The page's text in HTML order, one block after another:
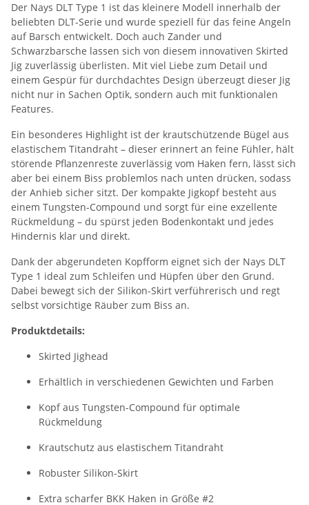
Der Nays DLT Type 1 ist das kleinere Modell innerhalb der
beliebten DLT-Serie und wurde speziell für das feine Angeln
auf Barsch entwickelt. Doch auch Zander und
Schwarzbarsche lassen sich von diesem innovativen Skirted
Jig zuverlässig überlisten. Mit viel Liebe zum Detail und
einem Gespür für durchdachtes Design überzeugt dieser Jig
nicht nur in Sachen Optik, sondern auch mit funktionalen
Features.
Ein besonderes Highlight ist der krautschützende Bügel aus
elastischem Titandraht – dieser erinnert an feine Fühler, hält
störende Pflanzenreste zuverlässig vom Haken fern, lässt sich
aber bei einem Biss problemlos nach unten drücken, sodass
der Anhieb sicher sitzt. Der kompakte Jigkopf besteht aus
einem Tungsten-Compound und sorgt für eine exzellente
Rückmeldung – du spürst jeden Bodenkontakt und jedes
Hindernis klar und direkt.
Dank der abgerundeten Kopfform eignet sich der Nays DLT
Type 1 ideal zum Schleifen und Hüpfen über den Grund.
Dabei bewegt sich der Silikon-Skirt verführerisch und regt
selbst vorsichtige Räuber zum Biss an.
Produktdetails:
Skirted Jighead
Erhältlich in verschiedenen Gewichten und Farben
Kopf aus Tungsten-Compound für optimale
Rückmeldung
Krautschutz aus elastischem Titandraht
Robuster Silikon-Skirt
Extra scharfer BKK Haken in Größe #2